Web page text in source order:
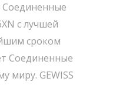
Соединенные
с лучшей
сроком
Соединенные
миру. GEWISS